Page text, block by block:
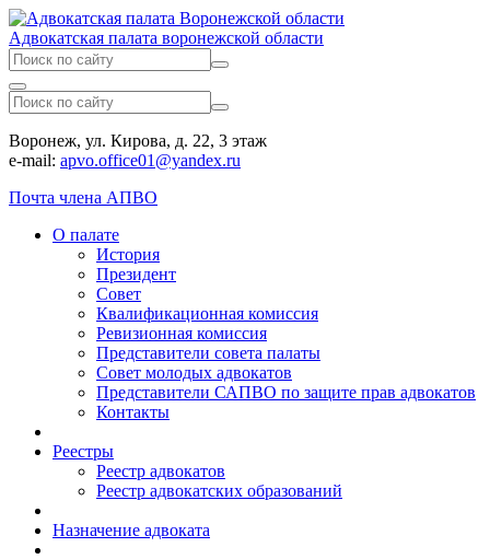
Адвокатская палата воронежской области
Воронеж, ул. Кирова, д. 22, 3 этаж
e-mail: apvo.office01@yandex.ru
Почта члена АПВО
О палате
История
Президент
Совет
Квалификационная комиссия
Ревизионная комиссия
Представители совета палаты
Совет молодых адвокатов
Представители САПВО по защите прав адвокатов
Контакты
Реестры
Реестр адвокатов
Реестр адвокатских образований
Назначение адвоката